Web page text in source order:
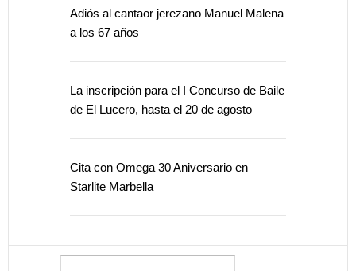
Adiós al cantaor jerezano Manuel Malena
a los 67 años
La inscripción para el I Concurso de Baile
de El Lucero, hasta el 20 de agosto
Cita con Omega 30 Aniversario en
Starlite Marbella